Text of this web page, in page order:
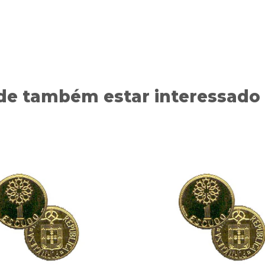
também estar interessado